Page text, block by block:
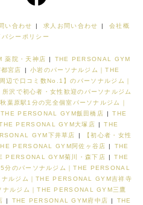
い合わせ | 求人お問い合わせ |
会社概
バシーポリシー
薬院・天神店
THE PERSONAL GYM
宮店
小岩のパーソナルジム｜THE
周辺で口コミ数No.1】のパーソナルジム｜
所沢で初心者・女性歓迎のパーソナルジム
秋葉原駅1分の完全個室パーソナルジム｜
THE PERSONAL GYM飯田橋店
THE
PERSONAL GYM大塚店
THE
GYM下井草店
【初心者・女性
PERSONAL GYM阿佐ヶ谷店
THE
PERSONAL GYM菊川・森下店
THE
5分のパーソナルジム｜THE PERSONAL
ナルジム｜THE PERSONAL GYM吉祥寺
ナルジム｜THE PERSONAL GYM三鷹
THE PERSONAL GYM府中店
THE